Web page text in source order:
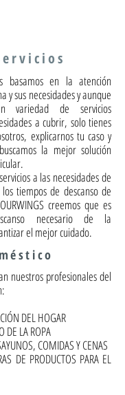
basamos en la atención
y sus necesidades y aunque
variedad de servicios
a cubrir, solo tienes
explicarnos tu caso y
la mejor solución
a las necesidades de
tiempos de descanso de
creemos que es
necesario de la
el mejor cuidado.
nuestros profesionales del
DEL HOGAR
DE LA ROPA
COMIDAS Y CENAS
DE PRODUCTOS PARA EL